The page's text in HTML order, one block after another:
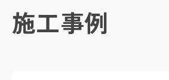
施工事例